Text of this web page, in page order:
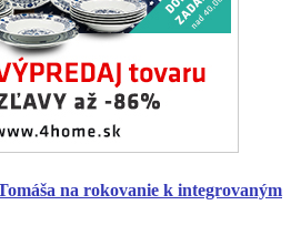
na rokovanie k integrovaným